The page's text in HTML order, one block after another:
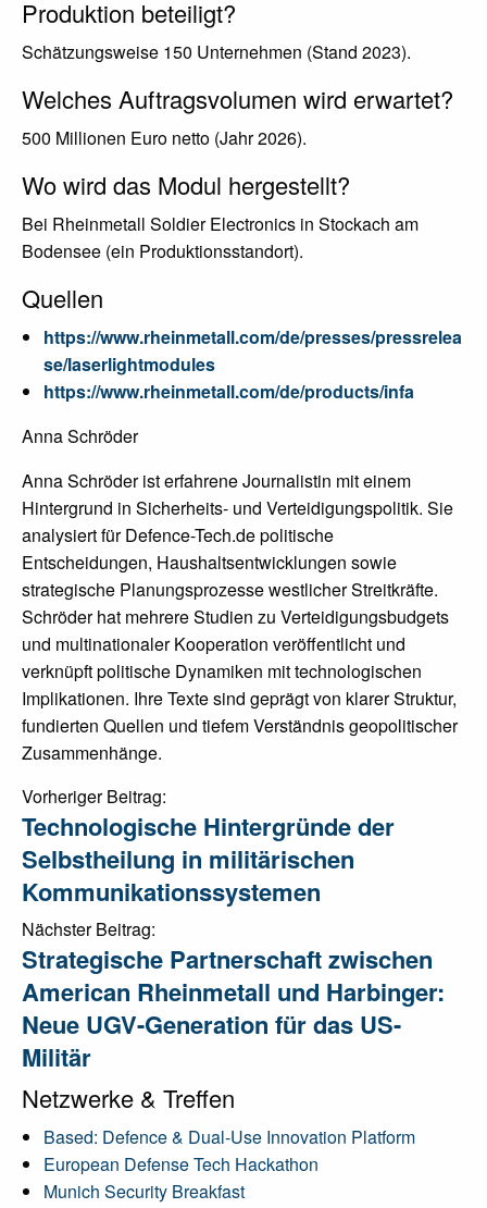
Produktion beteiligt?
Schätzungsweise 150 Unternehmen (Stand 2023).
Welches Auftragsvolumen wird erwartet?
500 Millionen Euro netto (Jahr 2026).
Wo wird das Modul hergestellt?
Bei Rheinmetall Soldier Electronics in Stockach am
Bodensee (ein Produktionsstandort).
Quellen
https://www.rheinmetall.com/de/presses/pressrelea
se/laserlightmodules
https://www.rheinmetall.com/de/products/infa
Anna Schröder
Anna Schröder ist erfahrene Journalistin mit einem
Hintergrund in Sicherheits- und Verteidigungspolitik. Sie
analysiert für Defence-Tech.de politische
Entscheidungen, Haushaltsentwicklungen sowie
strategische Planungsprozesse westlicher Streitkräfte.
Schröder hat mehrere Studien zu Verteidigungsbudgets
und multinationaler Kooperation veröffentlicht und
verknüpft politische Dynamiken mit technologischen
Implikationen. Ihre Texte sind geprägt von klarer Struktur,
fundierten Quellen und tiefem Verständnis geopolitischer
Zusammenhänge.
Post
navigation
Vorheriger Beitrag:
Technologische Hintergründe der
Selbstheilung in militärischen
Kommunikationssystemen
Nächster Beitrag:
Strategische Partnerschaft zwischen
American Rheinmetall und Harbinger:
Neue UGV-Generation für das US-
Militär
Netzwerke & Treffen
Based: Defence & Dual-Use Innovation Platform
European Defense Tech Hackathon
Munich Security Breakfast